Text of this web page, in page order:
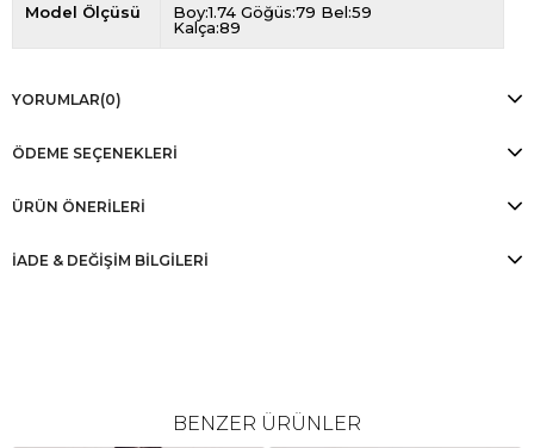
Model Ölçüsü
Boy:1.74 Göğüs:79 Bel:59
Kalça:89
YORUMLAR(0)
ÖDEME SEÇENEKLERI
ÜRÜN ÖNERILERI
İADE & DEĞİŞİM BİLGİLERİ
BENZER ÜRÜNLER